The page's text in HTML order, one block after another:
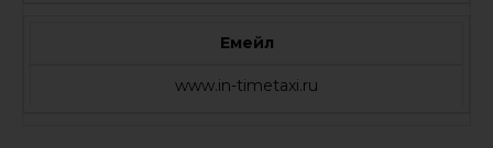
Емейл
www.in-timetaxi.ru